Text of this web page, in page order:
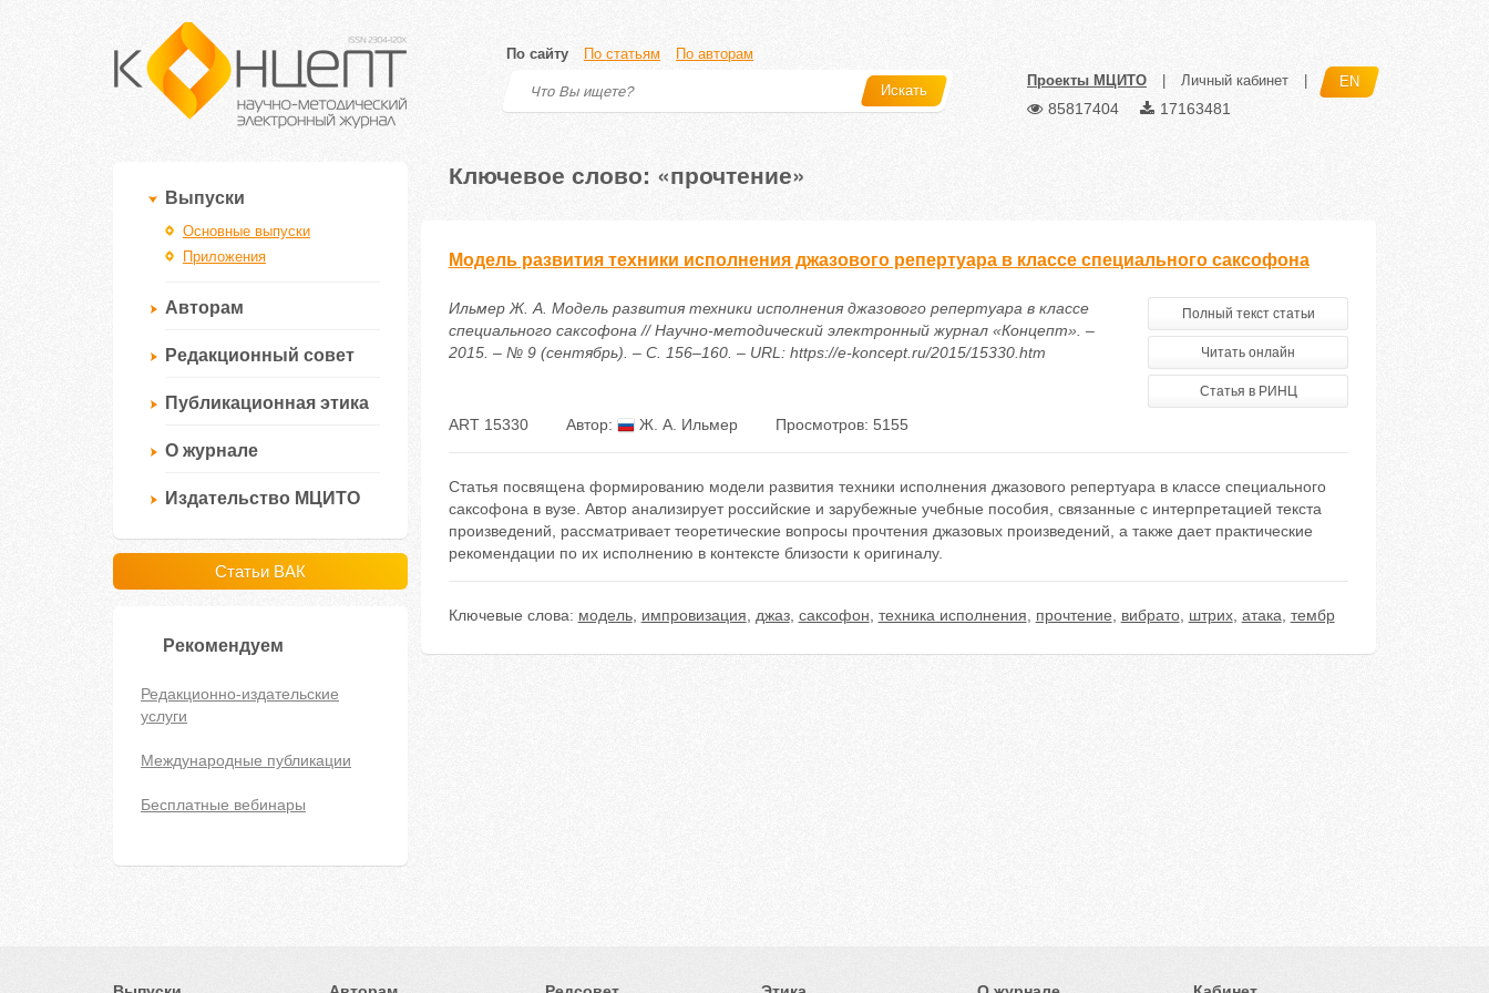
По сайту По статьям По авторам
Искать
Проекты МЦИТО Личный кабинет EN
85817404 17163481
Выпуски
Основные выпуски
Приложения
Авторам
Редакционный совет
Публикационная этика
О журнале
Издательство МЦИТО
Статьи ВАК
Рекомендуем
Редакционно-издательские
услуги
Международные публикации
Бесплатные вебинары
Ключевое слово: «прочтение»
Модель развития техники исполнения джазового репертуара в классе специального саксофона
Ильмер Ж. А. Модель развития техники исполнения джазового репертуара в классе
специального саксофона // Научно-методический электронный журнал «Концепт». –
2015. – № 9 (сентябрь). – С. 156–160. – URL: https://e-koncept.ru/2015/15330.htm
Полный текст статьи
Читать онлайн
Статья в РИНЦ
ART 15330 Автор: Ж. А. Ильмер Просмотров: 5155
Статья посвящена формированию модели развития техники исполнения джазового репертуара в классе специального
саксофона в вузе. Автор анализирует российские и зарубежные учебные пособия, связанные с интерпретацией текста
произведений, рассматривает теоретические вопросы прочтения джазовых произведений, а также дает практические
рекомендации по их исполнению в контексте близости к оригиналу.
Ключевые слова: модель, импровизация джаз, саксофон техника исполнения прочтение вибрато, штрих, атака тембр